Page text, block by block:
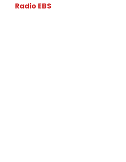
Radio EBS